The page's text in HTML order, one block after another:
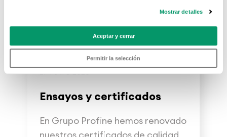
Mostrar detalles
Aceptar y cerrar
Permitir la selección
29 MAYO 2020
Ensayos y certificados
En Grupo Profine hemos renovado
nuestros certificados de calidad